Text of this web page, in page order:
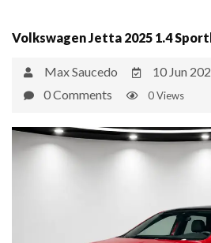
Volkswagen Jetta 2025 1.4
Max Saucedo
10 Jun
0 Comments
0 Views